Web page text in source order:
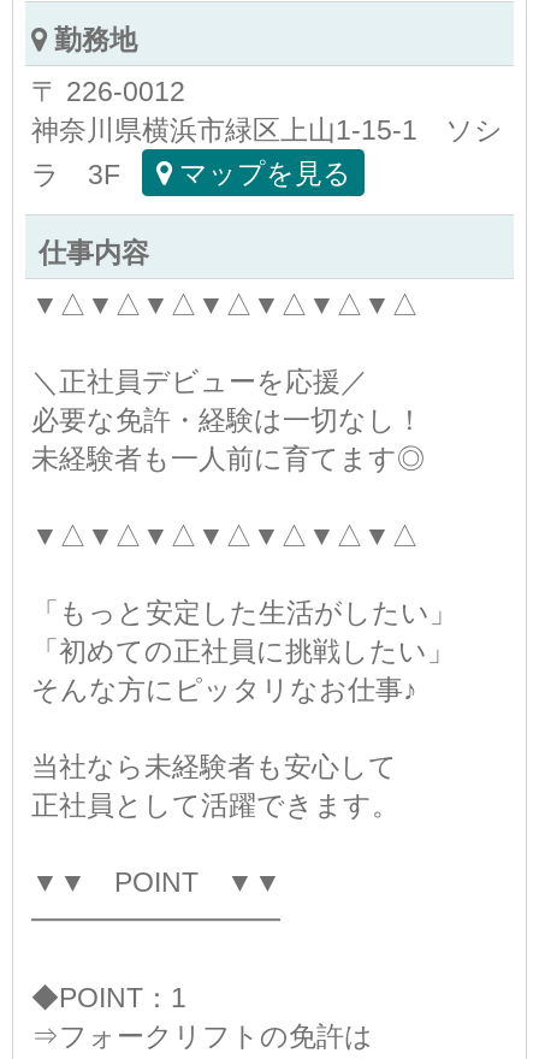
勤務地
〒 226-0012
神奈川県横浜市緑区上山1-15-1 ソシ
ラ 3F
マップを見る
仕事内容
▼△▼△▼△▼△▼△▼△▼△
＼正社員デビューを応援／
必要な免許・経験は一切なし！
未経験者も一人前に育てます◎
▼△▼△▼△▼△▼△▼△▼△
「もっと安定した生活がしたい」
「初めての正社員に挑戦したい」
そんな方にピッタリなお仕事♪
当社なら未経験者も安心して
正社員として活躍できます。
▼▼ POINT ▼▼
━━━━━━━━━
◆POINT：1
⇒フォークリフトの免許は